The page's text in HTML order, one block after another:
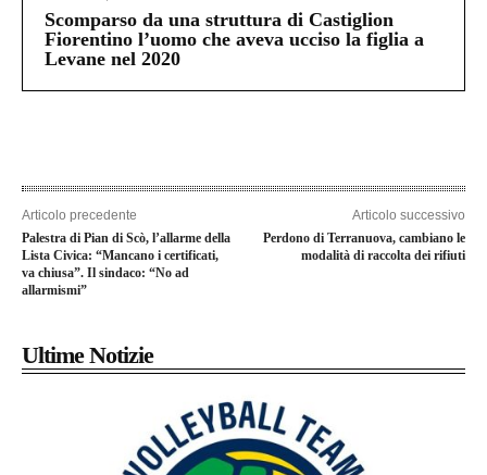
Scomparso da una struttura di Castiglion
Fiorentino l’uomo che aveva ucciso la figlia a
Levane nel 2020
Articolo precedente
Palestra di Pian di Scò, l’allarme della
Lista Civica: “Mancano i certificati,
va chiusa”. Il sindaco: “No ad
allarmismi”
Articolo successivo
Perdono di Terranuova, cambiano le
modalità di raccolta dei rifiuti
Ultime Notizie